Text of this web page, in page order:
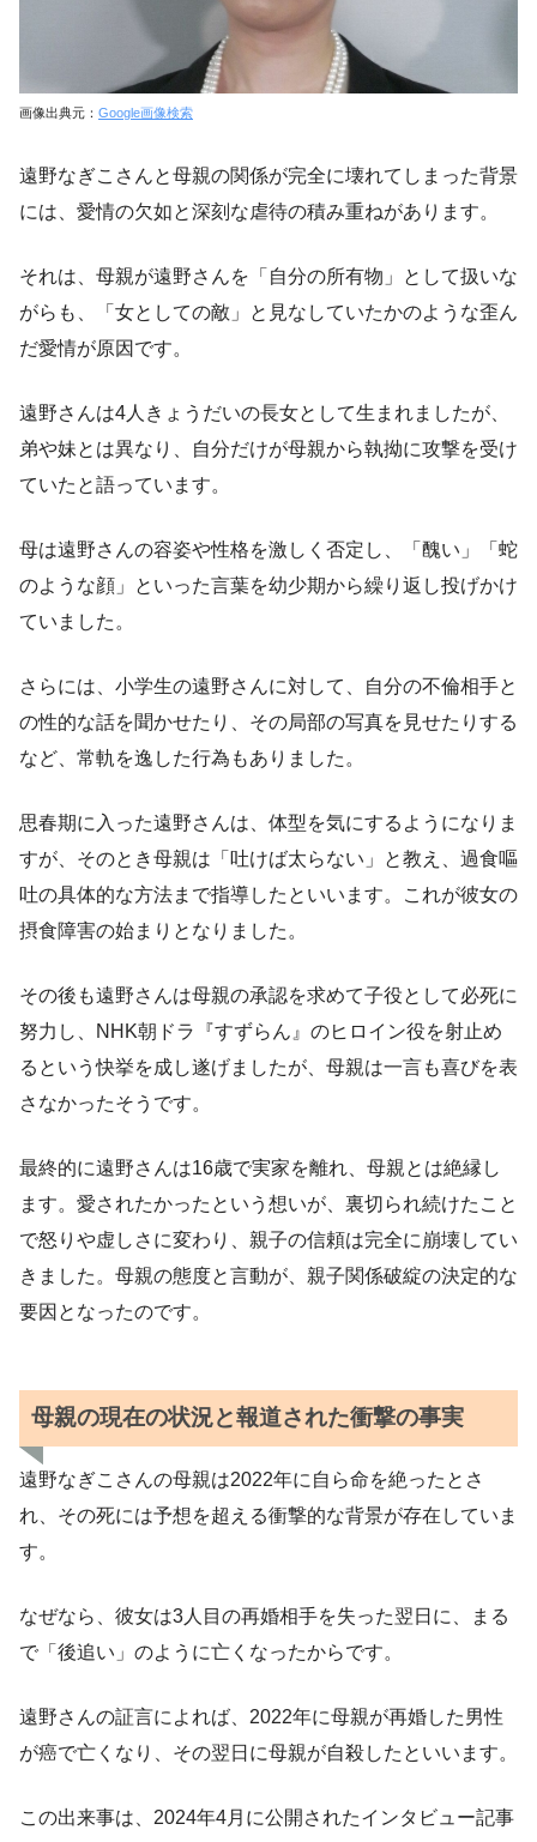
画像出典元： Google画像検索
遠野なぎこさんと母親の関係が完全に壊れてしまった背景
には、愛情の欠如と深刻な虐待の積み重ねがあります。
それは、母親が遠野さんを「自分の所有物」として扱いな
がらも、「女としての敵」と見なしていたかのような歪ん
だ愛情が原因です。
遠野さんは4人きょうだいの長女として生まれましたが、
弟や妹とは異なり、自分だけが母親から執拗に攻撃を受け
ていたと語っています。
母は遠野さんの容姿や性格を激しく否定し、「醜い」「蛇
のような顔」といった言葉を幼少期から繰り返し投げかけ
ていました。
さらには、小学生の遠野さんに対して、自分の不倫相手と
の性的な話を聞かせたり、その局部の写真を見せたりする
など、常軌を逸した行為もありました。
思春期に入った遠野さんは、体型を気にするようになりま
すが、そのとき母親は「吐けば太らない」と教え、過食嘔
吐の具体的な方法まで指導したといいます。これが彼女の
摂食障害の始まりとなりました。
その後も遠野さんは母親の承認を求めて子役として必死に
努力し、NHK朝ドラ『すずらん』のヒロイン役を射止め
るという快挙を成し遂げましたが、母親は一言も喜びを表
さなかったそうです。
最終的に遠野さんは16歳で実家を離れ、母親とは絶縁し
ます。愛されたかったという想いが、裏切られ続けたこと
で怒りや虚しさに変わり、親子の信頼は完全に崩壊してい
きました。母親の態度と言動が、親子関係破綻の決定的な
要因となったのです。
母親の現在の状況と報道された衝撃の事実
遠野なぎこさんの母親は2022年に自ら命を絶ったとさ
れ、その死には予想を超える衝撃的な背景が存在していま
す。
なぜなら、彼女は3人目の再婚相手を失った翌日に、まる
で「後追い」のように亡くなったからです。
遠野さんの証言によれば、2022年に母親が再婚した男性
が癌で亡くなり、その翌日に母親が自殺したといいます。
この出来事は、2024年4月に公開されたインタビュー記事